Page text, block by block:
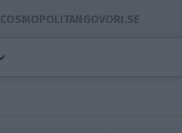
COSMOPOLITANGOVORI.SE